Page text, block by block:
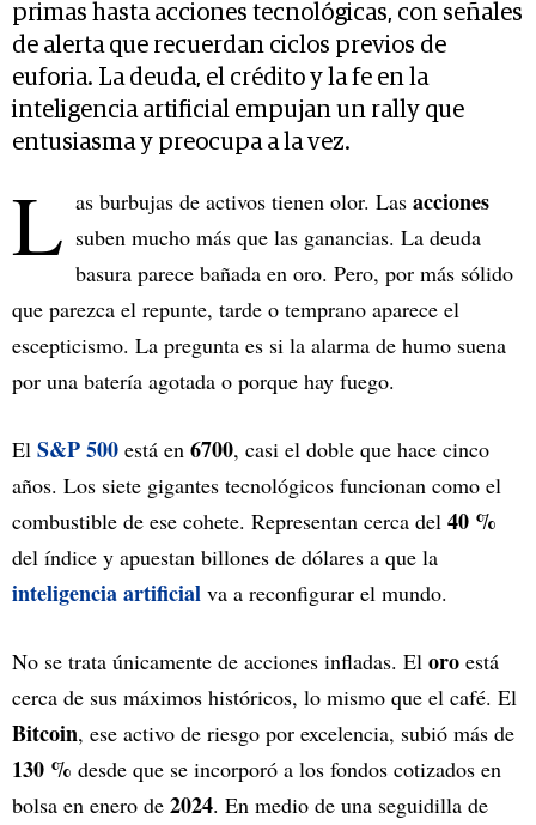
primas hasta acciones tecnológicas, con señales
de alerta que recuerdan ciclos previos de
euforia. La deuda, el crédito y la fe en la
inteligencia artificial empujan un rally que
entusiasma y preocupa a la vez.
L as burbujas de activos tienen olor. Las acciones
suben mucho más que las ganancias. La deuda
basura parece bañada en oro. Pero, por más sólido
que parezca el repunte, tarde o temprano aparece el
escepticismo. La pregunta es si la alarma de humo suena
por una batería agotada o porque hay fuego.
El S&P 500 está en 6700, casi el doble que hace cinco
años. Los siete gigantes tecnológicos funcionan como el
combustible de ese cohete. Representan cerca del 40 %
del índice y apuestan billones de dólares a que la
inteligencia artificial va a reconfigurar el mundo.
No se trata únicamente de acciones infladas. El oro está
cerca de sus máximos históricos, lo mismo que el café. El
Bitcoin, ese activo de riesgo por excelencia, subió más de
130 % desde que se incorporó a los fondos cotizados en
bolsa en enero de 2024. En medio de una seguidilla de